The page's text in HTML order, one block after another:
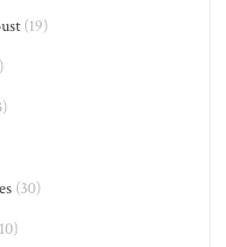
(19)
(30)